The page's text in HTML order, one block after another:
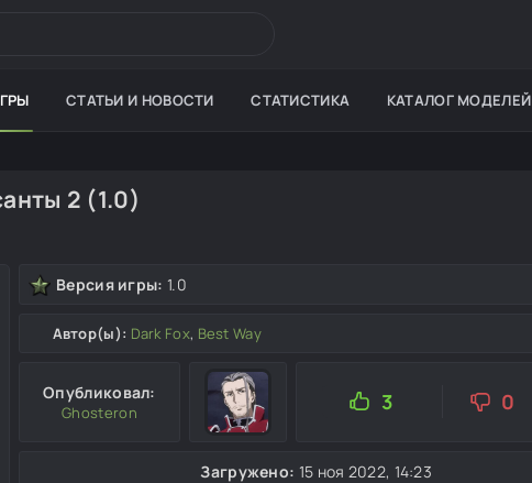
СТАТЬИ И НОВОСТИ СТАТИСТИКА КАТАЛОГ МОДЕЛЕЙ
2 (1.0)
Версия игры: 1.0
Автор(ы): Dark Fox, Best Way
Опубликовал:
Ghosteron 3 0
Загружено: 15 ноя 2022, 14:23